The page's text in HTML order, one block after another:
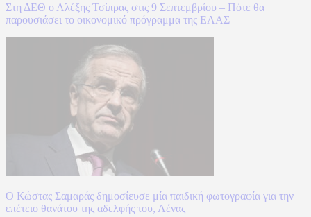
Στη ΔΕΘ ο Αλέξης Τσίπρας στις 9 Σεπτεμβρίου – Πότε θα
παρουσιάσει το οικονομικό πρόγραμμα της ΕΛΑΣ
Ο Κώστας Σαμαράς δημοσίευσε μία παιδική φωτογραφία για την
επέτειο θανάτου της αδελφής του, Λένας